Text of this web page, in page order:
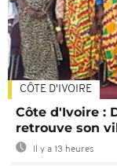
CÔTE D'IVOIRE
Côte d'Ivoire :
retrouve son
Il y a 13 heures